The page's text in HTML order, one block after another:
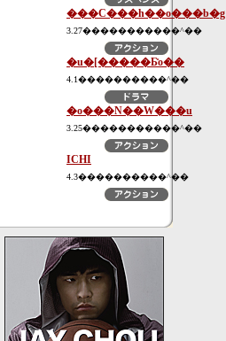
���C���h��o���b�g
3.27�����������^��
�u�[�����Ƃ̎o��
4.1����������^��
�o���N��W���u
3.25�����������^��
ICHI
4.3����������^��